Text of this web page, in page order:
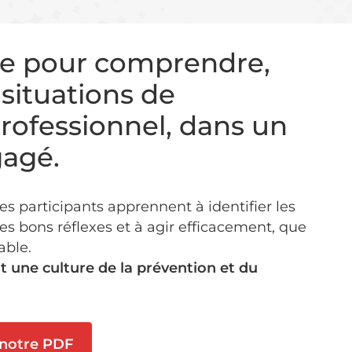
pour comprendre,
de
dans un
participants apprennent à identifier les
bons réflexes et à agir efficacement, que
une culture de la prévention et du
PDF